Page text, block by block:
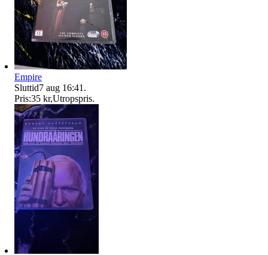
Empire
Sluttid7 aug 16:41 .
Pris:35 kr,Utropspris.